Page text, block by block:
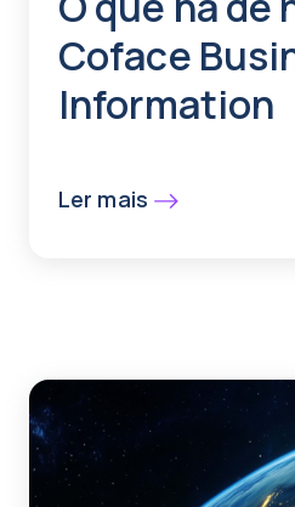
Coface
Information
Ler mais